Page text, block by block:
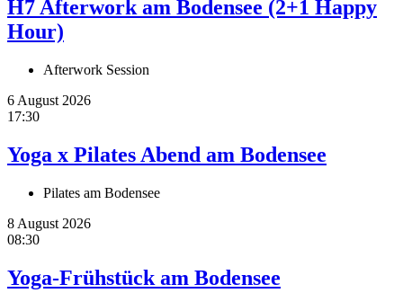
H7 Afterwork am Bodensee (2+1 Happy
Hour)
Afterwork Session
6 August 2026
17:30
Yoga x Pilates Abend am Bodensee
Pilates am Bodensee
8 August 2026
08:30
Yoga-Frühstück am Bodensee